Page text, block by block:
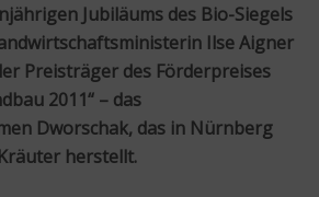
Jubiläums des Bio-Siegels
Ilse Aigner
Preisträger des Förderpreises
2011“ – das
Dworschak, das in Nürnberg
herstellt.